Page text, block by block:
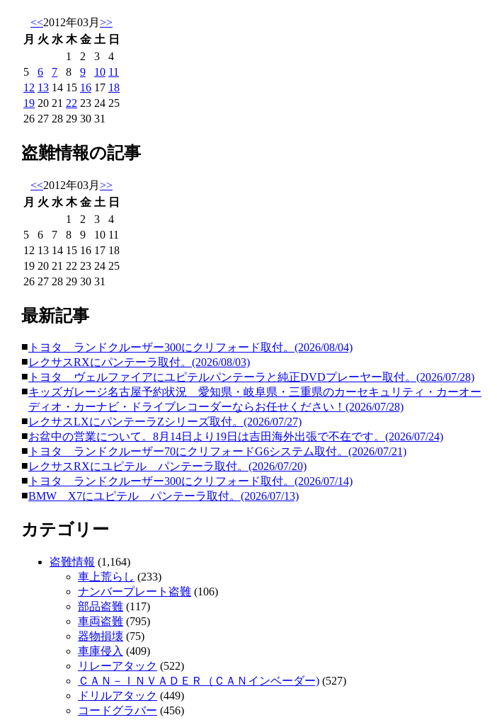
<<2012年03月 >>
月 火 水 木 金 土 日
1
2 3
4
5
6 7 8 9 10 11
12 13 14 15 16 17 18
19 20 21 22 23 24 25
26 27 28 29 30 31
盗難情報の記事
<<2012年03月 >>
月 火 水 木 金 土 日
1
2 3
4
5
6 7 8 9 10 11
12 13 14 15 16 17 18
19 20 21 22 23 24 25
26 27 28 29 30 31
最新記事
■ トヨタ ランドクルーザー300にクリフォード取付。(2026/08/04)
■レクサスRXにパンテーラ取付。(2026/08/03)
■ トヨタ ヴェルファイアにユピテルパンテーラと純正DVDプレーヤー取付。(2026/07/28)
■キッズガレージ名古屋予約状況 愛知県・岐阜県・三重県のカーセキュリティ・カーオー
ディオ・カーナビ・ドライブレコーダーならお任せください！(2026/07/28)
■レクサスLXにパンテーラZシリーズ取付。(2026/07/27)
■お盆中の営業について。8月14日より19日は吉田海外出張で不在です。(2026/07/24)
■ トヨタ ランドクルーザー70にクリフォードG6システム取付。(2026/07/21)
■レクサスRXにユピテル パンテーラ取付。(2026/07/20)
■ トヨタ ランドクルーザー300にクリフォード取付。(2026/07/14)
■BMW X7にユピテル パンテーラ取付。(2026/07/13)
カテゴリー
盗難情報 (1,164)
車上荒らし (233)
ナンバープレート盗難 (106)
部品盗難 (117)
車両盗難 (795)
器物損壊 (75)
車庫侵入 (409)
リレーアタック (522)
ＣＡＮ－ＩＮＶＡＤＥＲ（ＣＡＮインベーダー) (527)
ドリルアタック (449)
コードグラバー (456)